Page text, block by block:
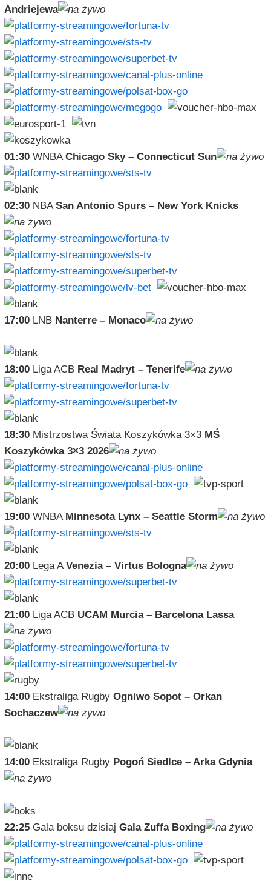
Andriejewa
01:30WNBAChicago Sky – Connecticut Sun
02:30NBASan Antonio Spurs – New York Knicks
17:00LNB Nanterre – Monaco
18:00Liga ACB Real Madryt – Tenerife
18:30Mistrzostwa Świata Koszykówka 3×3 MŚ
Koszykówka 3×3 2026
19:00WNBA Minnesota Lynx – Seattle Storm
20:00Lega AVenezia – Virtus Bologna
21:00Liga ACB UCAM Murcia – Barcelona Lassa
14:00Ekstraliga Rugby Ogniwo Sopot – Orkan
Sochaczew
14:00Ekstraliga Rugby Pogoń Siedlce – Arka Gdynia
22:25Gala boksu dzisiaj Gala Zuffa Boxing